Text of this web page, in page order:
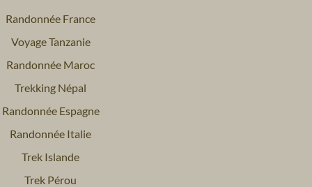
Randonnée France
Voyage Tanzanie
Randonnée Maroc
Trekking Népal
Randonnée Espagne
Randonnée Italie
Trek Islande
Trek Pérou